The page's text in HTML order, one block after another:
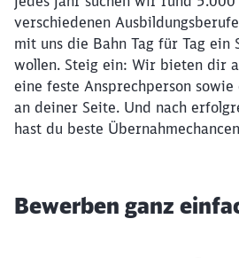
verschiedenen
mit uns die Bahn Tag für Tag ein
wollen. Steig ein: Wir bieten dir
eine feste Ansprechperson
an deiner Seite. Und nach
hast du beste
Bewerben ganz